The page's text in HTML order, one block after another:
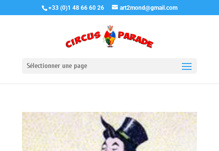
+33 (0)1 48 66 60 26 art2mond@gmail.com
Sélectionner une page